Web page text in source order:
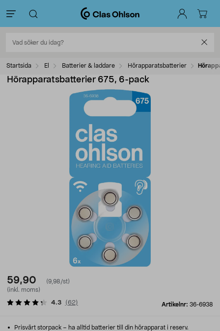
Startsida El Batterier & laddare Hörapparatsbatterier
Hörapparatsbatterier 675, 6-pack
59,90
(9,98/st)
(inkl. moms)
Artikelnr: 36-6938
4.3 (62)
Prisvärt storpack – ha alltid batterier till din hörapparat i reserv.